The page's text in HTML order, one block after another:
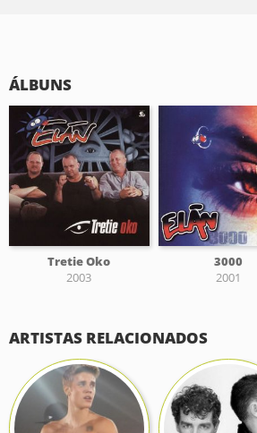
ÁLBUNS
Tretie Oko
2003
3000
2001
ARTISTAS RELACIONADOS